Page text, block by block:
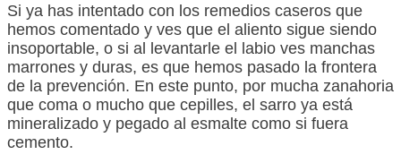
Si ya has intentado con los remedios caseros que
hemos comentado y ves que el aliento sigue siendo
insoportable, o si al levantarle el labio ves manchas
marrones y duras, es que hemos pasado la frontera
de la prevención. En este punto, por mucha zanahoria
que coma o mucho que cepilles, el sarro ya está
mineralizado y pegado al esmalte como si fuera
cemento.